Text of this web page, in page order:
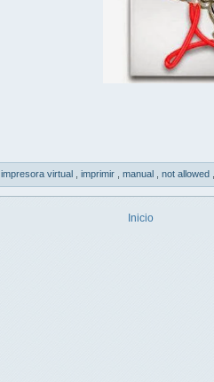
impresora virtual imprimir manual not allowed
Inicio